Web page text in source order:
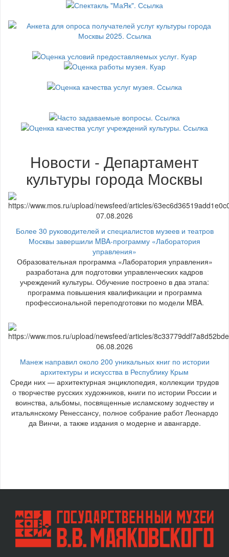
Новости - Департамент
культуры города Москвы
07.08.2026
Более 30 руководителей и специалистов музеев и театров
Москвы завершили MBA-программу «Лаборатория
управления»
Образовательная программа «Лаборатория управления»
разработана для подготовки управленческих кадров
учреждений культуры. Обучение построено в два этапа:
программа повышения квалификации и программа
профессиональной переподготовки по модели MBA.
06.08.2026
Манеж направил около 200 уникальных книг по истории
архитектуры и искусства в Республику Крым
Среди них — архитектурная энциклопедия, коллекции трудов
о творчестве русских художников, книги по истории России и
воинства, альбомы, посвященные исламскому зодчеству и
итальянскому Ренессансу, полное собрание работ Леонардо
да Винчи, а также издания о модерне и авангарде.